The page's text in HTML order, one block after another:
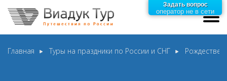
Главная Туры на праздники по России и СНГ
Задать вопрос
оператор не в сети